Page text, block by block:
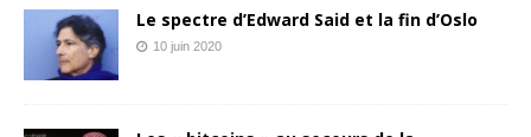
Le spectre d’Edward Said et la fin d’Oslo
10 juin 2020